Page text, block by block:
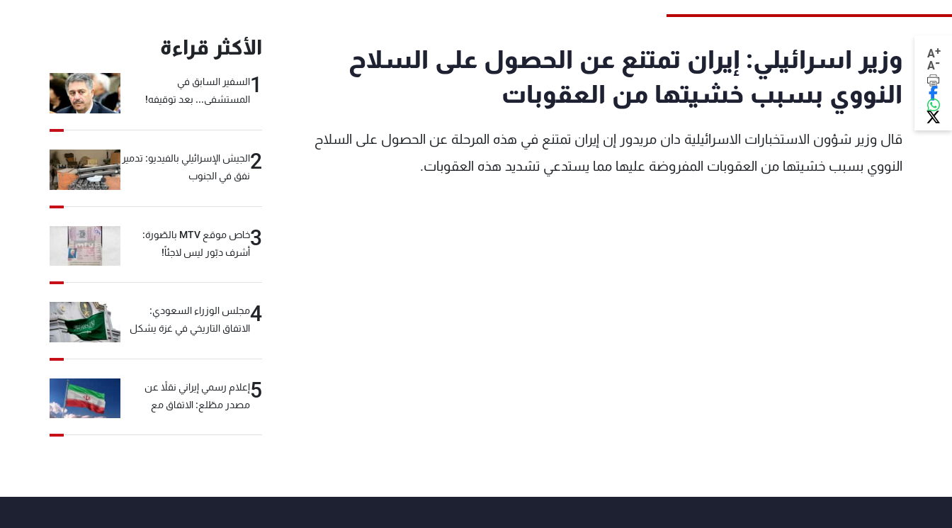
A+
A-
وزير اسرائيلي: إيران تمتنع عن الحصول على السلاح
النووي بسبب خشيتها من العقوبات
قال وزير شؤون الاستخبارات الاسرائيلية دان مريدور إن إيران تمتنع في هذه المرحلة عن الحصول على السلاح
النووي بسبب خشيتها من العقوبات المفروضة عليها مما يستدعي تشديد هذه العقوبات.
الأكثر قراءة
1السفير السابق في
المستشفى... بعد توقيفه!
2الجيش الإسرائيلي بالفيديو: تدمير
نفق في الجنوب
3
خاص موقع MTV بالصّورة:
أشرف دبّور ليس لاجئاً!
4مجلس الوزراء السعودي:
الاتفاق التاريخي في غزة يشكل
5إعلام رسمي إيراني نقلاً عن
مصدر مطّلع: الاتفاق مع